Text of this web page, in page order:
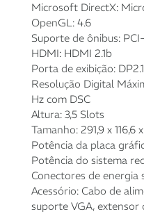
Microsoft DirectX:
OpenGL: 4.6
Suporte de ônibus:
HDMI: HDMI 2.1b
Porta de exibição:
Resolução Digital
Hz com DSC
Altura: 3,5 Slots
Tamanho: 291,9 x 116,6
Potência da placa
Potência do sistema
Conectores de energia
Acessório: Cabo de
suporte VGA, extensor